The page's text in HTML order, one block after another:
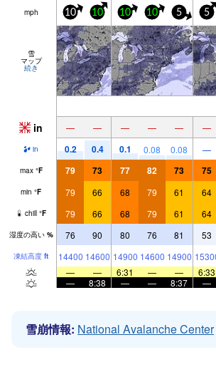
mph 10 10 10 10 5 5
雪
マップ
続き
in — — — — — —
in 0.2 0.4 0.1 0.08 0.08 —
max °F 79 73 77 82 73 75
min °F 79 66 68 79 61 64
chill °F 79 66 68 79 61 64
湿度の高い % 76 90 80 76 81 53
凍結高度 ft 14400 14600 14900 14600 14900
—
— 6:31 — — 6:33
—
8:38 — — 8:37 —
雪崩情報: National Avalanche Center